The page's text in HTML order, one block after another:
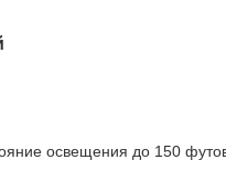
освещения до 150